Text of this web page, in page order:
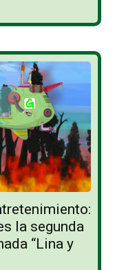
la segunda
“Lina y